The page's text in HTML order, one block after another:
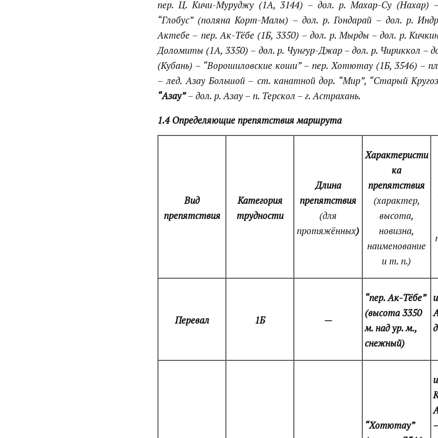
пер. Ц. Кичи-Муруджу (1А, 3144) – дол. р. Махар-Су (Нахар)
“Глобус” (поляна Корт-Малы) – дол. р. Гондарай – дол. р.
Актебе – пер. Ак-Тёбе (1Б, 3350) – дол. р. Мырды – дол. р.
Доломиты (1А, 3350) – дол. р. Чунгур-Джар – дол. р. Чириккол –
(Кубань) – “Ворошиловские коши” – пер. Хотютау (1Б, 3546) –
– лед. Азау Большой – ст. канатной дор. “Мир”, “Старый
“Азау”– дол. р. Азау – п. Терскол – г. Астрахань.
1.4 Определяющие препятствия маршрута
Вид
препятствия
Категория
трудности
Длина
препятствия
(для
протяжённых)
Характеристи
ка
препятствия
(характер,
высота,
новизна,
наименование
и т. п.)
Перевал 1Б —
“пер. Ак-Тёбе”
(высота 3350
м. над ур. м.,
снежный)
“Хотютау”